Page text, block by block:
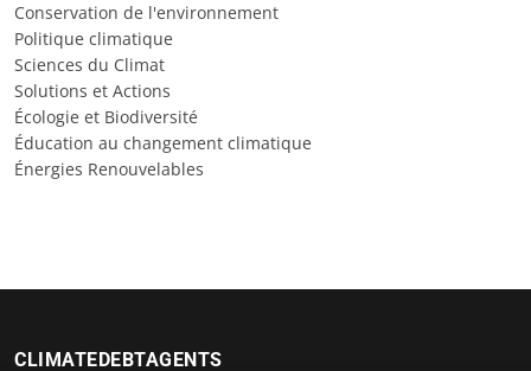
Conservation de l'environnement
Politique climatique
Sciences du Climat
Solutions et Actions
Écologie et Biodiversité
Éducation au changement climatique
Énergies Renouvelables
CLIMATEDEBTAGENTS